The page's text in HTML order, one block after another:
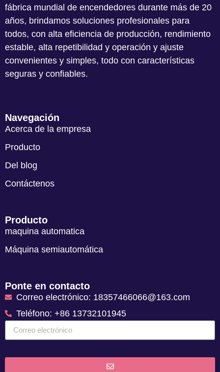
fábrica mundial de encendedores durante más de 20
años, brindamos soluciones profesionales para
todos, con alta eficiencia de producción, rendimiento
estable, alta repetibilidad y operación y ajuste
convenientes y simples, todo con características
seguras y confiables.
Navegación
Acerca de la empresa
Producto
Del blog
Contáctenos
Producto
maquina automatica
Máquina semiautomática
Ponte en contacto
Correo electrónico: 18357466066@163.com
Teléfono: +86 13732101945